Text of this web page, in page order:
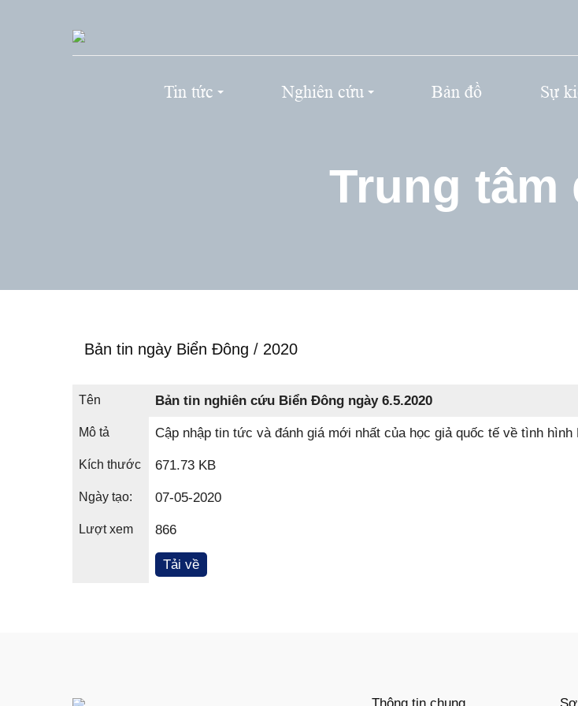
Tin tức Nghiên cứu Bản đồ Sự
Trung tâm
Bản tin ngày Biển Đông / 2020
Tên Bản tin nghiên cứu Biển Đông ngày 6.5.2020
Mô tả Cập nhập tin tức và đánh giá mới nhất của học giả quốc tế về tình hình
Kích thước 671.73 KB
Ngày tạo: 07-05-2020
Lượt xem 866
Tải về